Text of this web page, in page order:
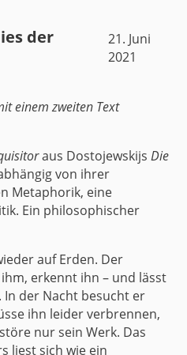
der
21. Juni
2021
einem zweiten Text
aus DostojewskijsDie
von ihrer
Metaphorik, eine
Ein philosophischer
auf Erden. Der
erkennt ihn – und lässt
der Nacht besucht er
ihn leider verbrennen,
nur sein Werk. Das
liest sich wie ein